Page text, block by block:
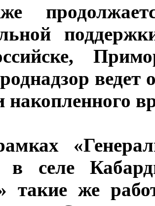
ведет
накопленного
в селе
такие же